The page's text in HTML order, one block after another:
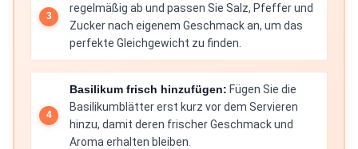
regelmäßig ab und passen Sie Salz, Pfeffer und
Zucker nach eigenem Geschmack an, um das
perfekte Gleichgewicht zu finden.
Basilikum frisch hinzufügen: Fügen Sie die
Basilikumblätter erst kurz vor dem Servieren
hinzu, damit deren frischer Geschmack und
Aroma erhalten bleiben.